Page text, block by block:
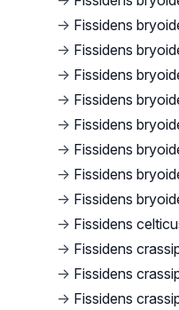
→ Fissidens
→ Fissidens
→ Fissidens
→ Fissidens
→ Fissidens
→ Fissidens
→ Fissidens
→ Fissidens
→ Fissidens
→ Fissidens
→ Fissidens
→ Fissidens